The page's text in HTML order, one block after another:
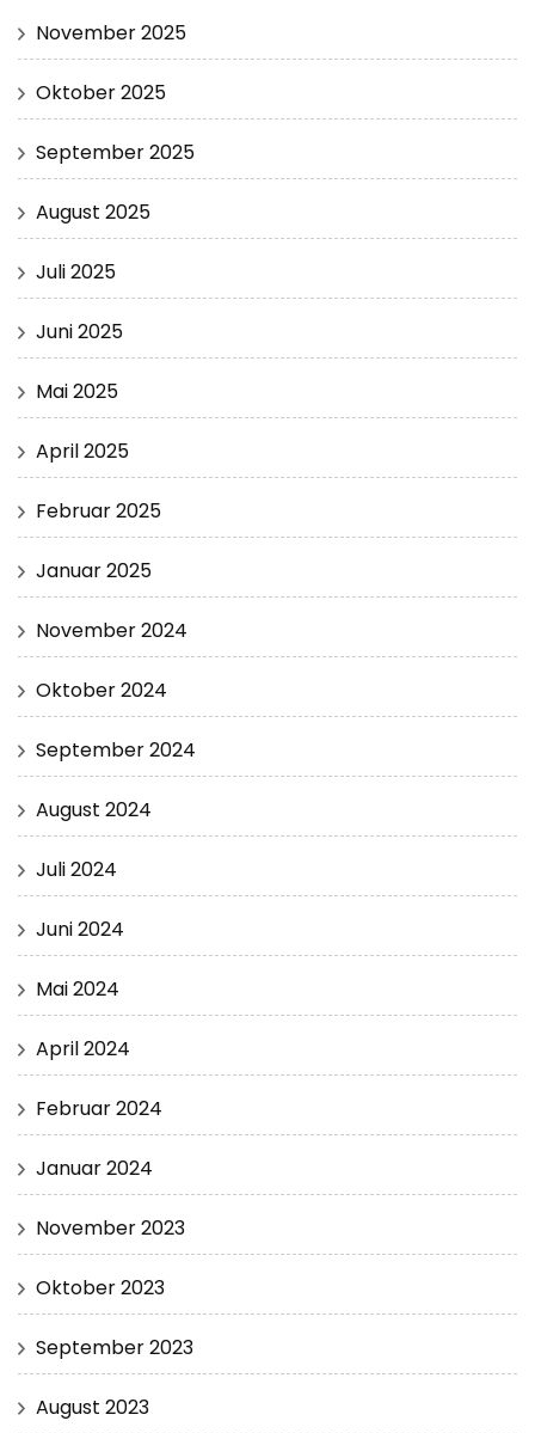
November 2025
Oktober 2025
September 2025
August 2025
Juli 2025
Juni 2025
Mai 2025
April 2025
Februar 2025
Januar 2025
November 2024
Oktober 2024
September 2024
August 2024
Juli 2024
Juni 2024
Mai 2024
April 2024
Februar 2024
Januar 2024
November 2023
Oktober 2023
September 2023
August 2023